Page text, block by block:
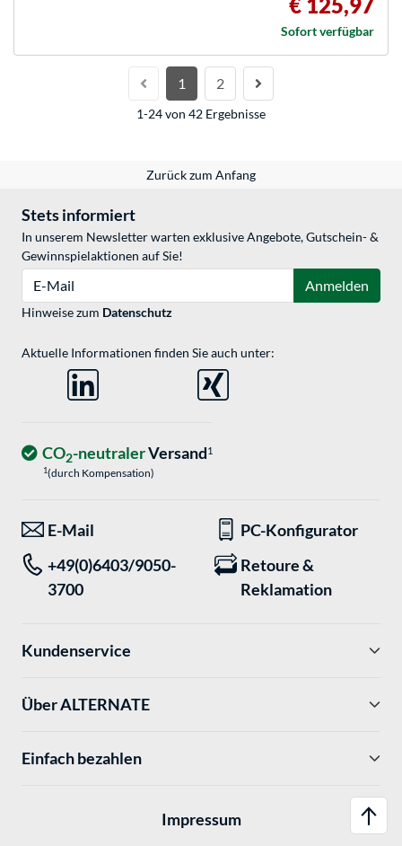
€ 125,97
Sofort verfügbar
1 2
1-24 von 42 Ergebnisse
Zurück zum Anfang
Stets informiert
In unserem Newsletter warten exklusive Angebote, Gutschein- &
Gewinnspielaktionen auf Sie!
Anmelden
Hinweise zum Datenschutz
Aktuelle Informationen finden Sie auch unter:
CO2-neutralerVersand1
1(durch Kompensation)
E-Mail
PC-Konfigurator
+49(0)6403/9050-
3700
Retoure &
Reklamation
Kundenservice
Über ALTERNATE
Einfach bezahlen
Impressum